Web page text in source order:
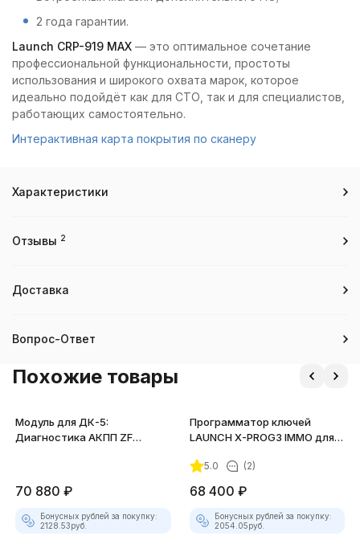
2 года гарантии.
Launch CRP-919 MAX — это оптимальное сочетание
профессиональной функциональности, простоты
использования и широкого охвата марок, которое
идеально подойдёт как для СТО, так и для специалистов,
работающих самостоятельно.
Интерактивная карта покрытия по сканеру
Характеристики
Отзывы 2
Доставка
Вопрос-Ответ
Похожие товары
Модуль для ДК-5:
Диагностика АКПП ZF
70 880 ₽
Бонусных рублей за покупку:
2128.53руб.
Программатор ключей
LAUNCH X-PROG3 IMMO для
5.0 (2)
68 400 ₽
Бонусных рублей за покупку:
2054.05руб.